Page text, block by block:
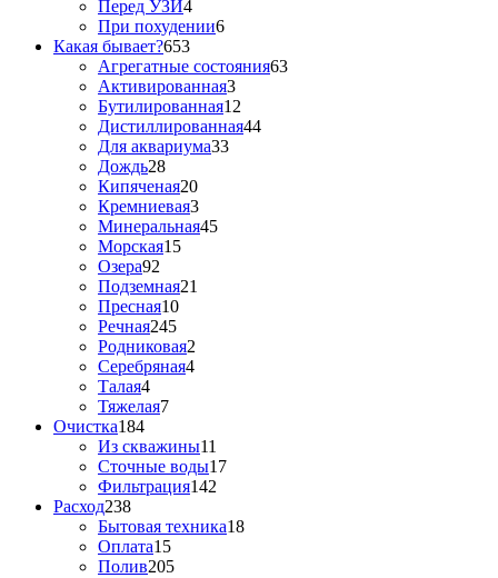
Перед УЗИ4
При похудении6
Какая бывает?653
Агрегатные состояния63
Активированная3
Бутилированная12
Дистиллированная44
Для аквариума33
Дождь28
Кипяченая20
Кремниевая3
Минеральная45
Морская15
Озера92
Подземная21
Пресная10
Речная245
Родниковая2
Серебряная4
Талая4
Тяжелая7
Очистка184
Из скважины11
Сточные воды17
Фильтрация142
Расход238
Бытовая техника18
Оплата15
Полив205